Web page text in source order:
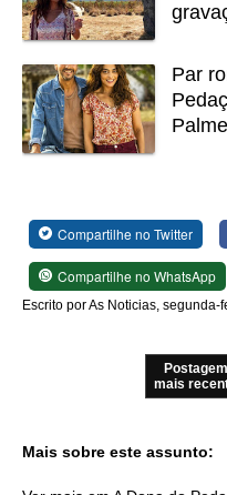
Par
Compartilhe no Twitter
Compartilhe no WhatsApp
Escrito por As Noticias,
Postagem
mais
Mais sobre este assunto: